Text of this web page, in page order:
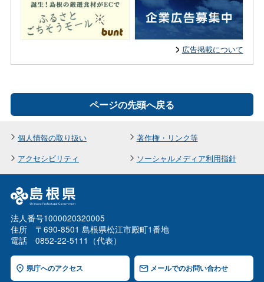
広告掲載について
ページの先頭へ戻る
個人情報の取り扱い
著作権・リンク等
アクセシビリティ
ソーシャルメディア利用指針
法人番号1000020320005
住所 〒690-8501 島根県松江市殿町1番地
電話 0852-22-5111（代表）
県庁へのアクセス メールでのお問い合わせ